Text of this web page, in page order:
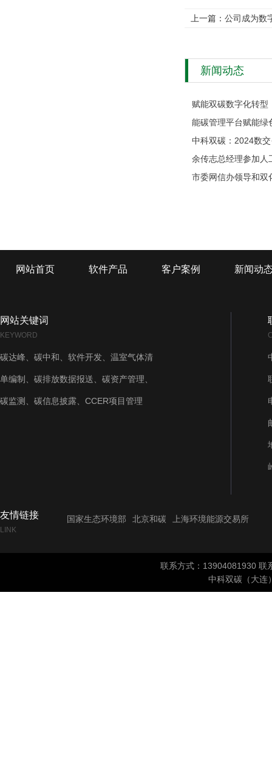
上一篇： 公司成为数
新闻动态
赋能双碳数字化转型
能碳管理平台赋能绿
中科双碳：2024数交
余传志总经理参加人
市委网信办领导和双
网站首页 软件产品 客户案例 新闻动
网站关键词
KEYWORD
碳达峰、碳中和、软件开发、温室气体清
单编制、碳排放数据报送、碳资产管理、
碳监测、碳信息披露、CCER项目管理
友情链接
LINK
国家生态环境部 北京和碳 上海环境能源交易所
联系方式：13904081930 联
中科双碳（大连